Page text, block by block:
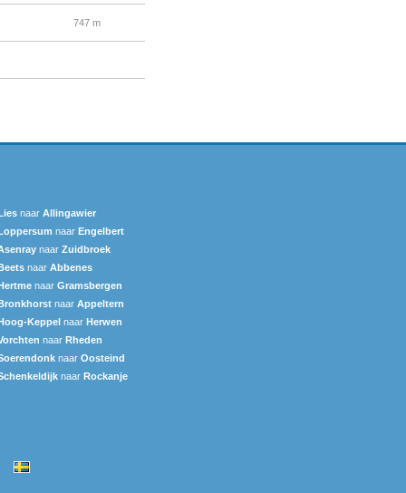
747 m
naar Allingawier
naar Engelbert
naar Zuidbroek
naar Abbenes
naar Gramsbergen
naar Appeltern
Keppel naar Herwen
naar Rheden
naar Oosteind
naar Rockanje